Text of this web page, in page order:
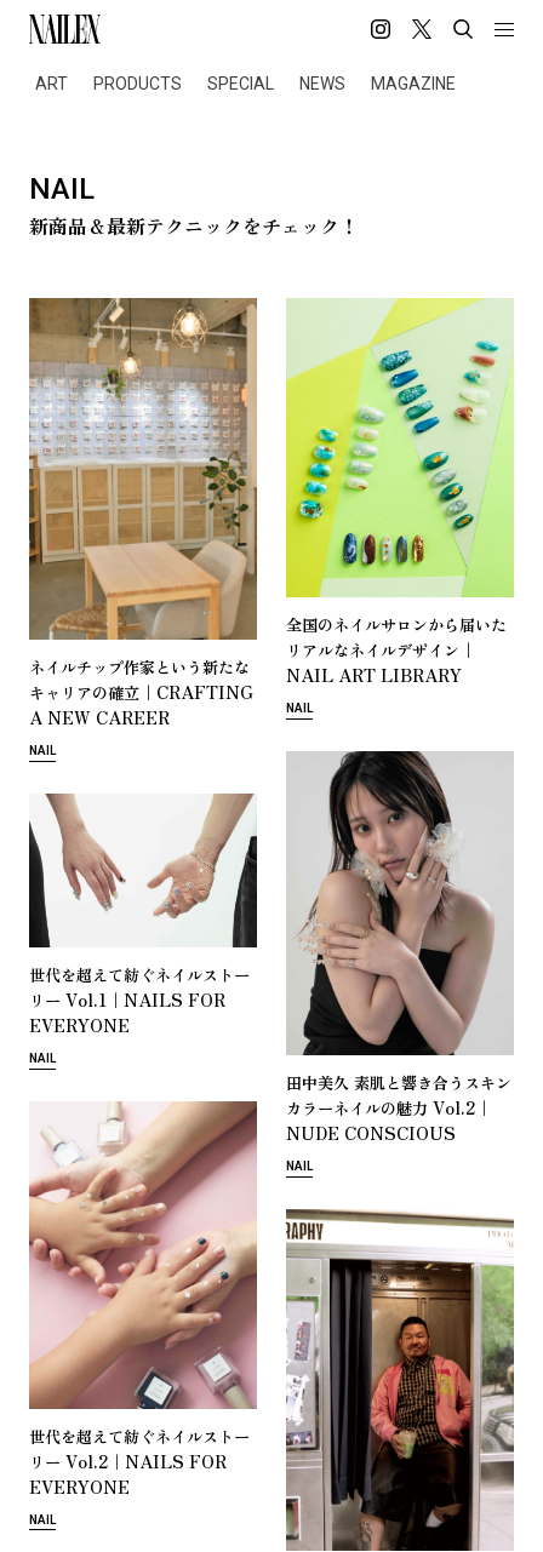
ART PRODUCTS SPECIAL NEWS MAGAZINE
NAIL
新商品＆最新テクニックをチェック！
ネイ ルチ ッ プ作家とい う新たな
キャ リ アの確立 ｜CRAFTING
A NEW CAREER
NAIL
全国のネイ ルサロ ンから届いた
リ アルなネイ ルデザイ ン ｜
NAIL ART LIBRARY
NAIL
田中美久 素肌と響き合う スキン
カ ラーネイ ルの魅力 Vol.2｜
NUDE CONSCIOUS
NAIL
世代を超えて紡 ぐネイ ルス ト ー
リ ー Vol.1｜NAILS FOR
EVERYONE
NAIL
世代を超えて紡 ぐネイ ルス ト ー
リ ー Vol.2｜NAILS FOR
EVERYONE
NAIL